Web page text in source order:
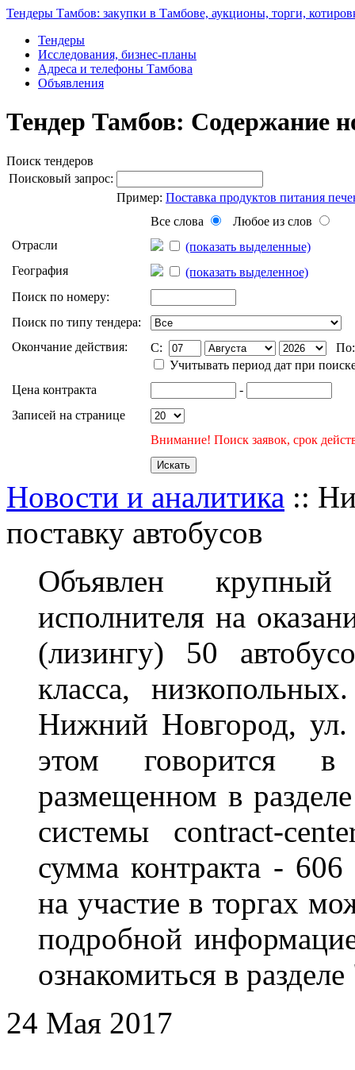
Тендеры Тамбов: закупки в Тамбове, аукционы, торги,
Тендеры
Исследования, бизнес-планы
Адреса и телефоны Тамбова
Объявления
Тендер Тамбов: Содержание
Поиск тендеров
Поисковый запрос:
Пример: Поставка продуктов питания
Все слова
Любое из слов
Отрасли
(показать выделенные)
География
(показать выделенное)
Поиск по номеру:
Поиск по типу тендера:
Окончание действия:
C:
Учитывать период дат при
Цена контракта
-
Записей на странице
Внимание! Поиск заявок, срок
Новости и аналитика ::
поставку автобусов
Объявлен
исполнителя на
(лизингу) 50
класса,
Нижний Новгород,
этом
размещенном в
системы contract-
сумма контракта -
на участие в торгах
подробной
ознакомиться в
24 Мая 2017